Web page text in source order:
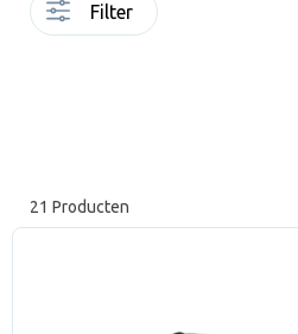
Filter
21 Producten